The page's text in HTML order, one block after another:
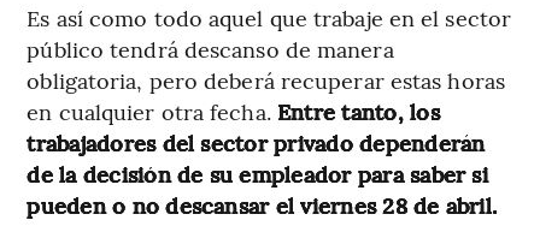
Es así como todo aquel que trabaje en el sector
público tendrá descanso de manera
obligatoria, pero deberá recuperar estas horas
en cualquier otra fecha. Entre tanto, los
trabajadores del sector privado dependerán
de la decisión de su empleador para saber si
pueden o no descansar el viernes 28 de abril.